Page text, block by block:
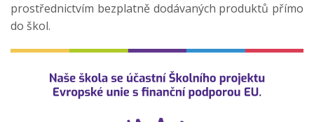
prostřednictvím bezplatně dodávaných produktů přímo
do škol.